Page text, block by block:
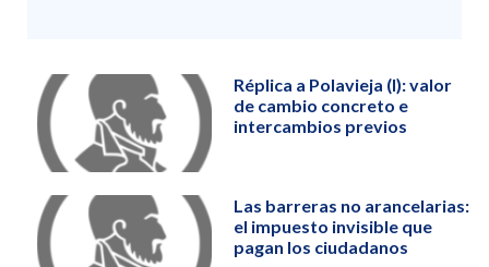
Réplica a Polavieja (I): valor
de cambio concreto e
intercambios previos
Las barreras no arancelarias:
el impuesto invisible que
pagan los ciudadanos